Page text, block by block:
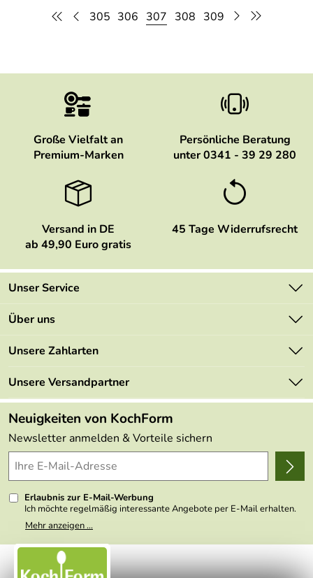
305 306 307 308 309
Große Vielfalt an
Premium-Marken
Persönliche Beratung
unter 0341 - 39 29 280
Versand in DE
ab 49,90 Euro gratis
45 Tage Widerrufsrecht
Unser Service
Kontakt
Mehrwertsteuerfrei
Retourenportal
FAQs
Lieferbedingungen
Delivery Terms
Kundenlogin
Über uns
Marken
Angebote
Made in Germany
Themen
Wir über uns
Presse
Unsere Zahlarten
Unsere Versandpartner
Neuigkeiten von KochForm
Newsletter anmelden & Vorteile sichern
Erlaubnis zur E-Mail-Werbung
Ich möchte regelmäßig interessante Angebote per E-Mail erhalten.
Meine E-Mail-Adresse wird nicht an andere Unternehmen
weitergegeben. Zu statistischen Zwecken wird in anonymer Form
nicht erkennbar, welche konkrete Person geklickt hat. Diese
Einwilligung zur Nutzung meiner E-Mail- Adresse für Werbezwecke
kann ich jederzeit mit Wirkung für die Zukunft widerrufen, indem ich
Mehr anzeigen ...